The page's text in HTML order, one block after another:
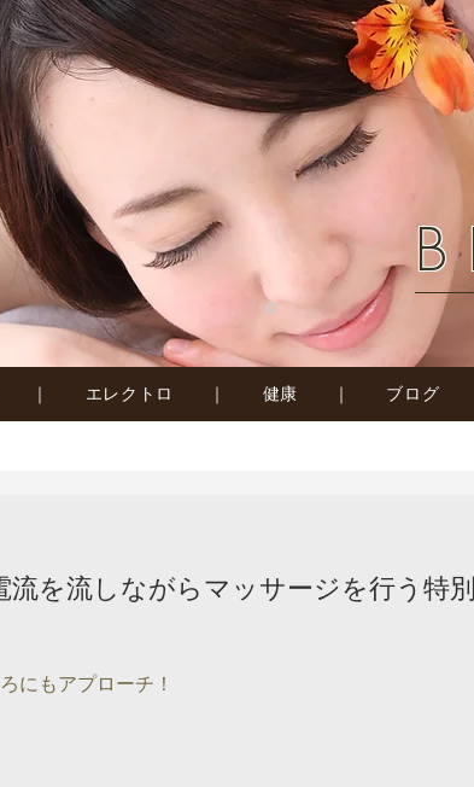
｜ エレクトロ ｜ 健康 ｜ ブログ
流を流しながらマッサージを行う特別
にもアプローチ！